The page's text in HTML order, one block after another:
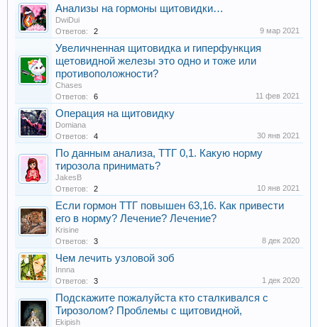
Анализы на гормоны щитовидки…
DwiDui
Ответов:
2 9 мар 2021
Увеличненная щитовидка и гиперфункция
щетовидной железы это одно и тоже или
противоположности?
Chases
Ответов:
6 11 фев 2021
Операция на щитовидку
Domiana
Ответов:
4 30 янв 2021
По данным анализа, ТТГ 0,1. Какую норму
тирозола принимать?
JakesB
Ответов:
2 10 янв 2021
Если гормон ТТГ повышен 63,16. Как привести
его в норму? Лечение? Лечение?
Krisine
Ответов:
3 8 дек 2020
Чем лечить узловой зоб
Innna
Ответов:
3 1 дек 2020
Подскажите пожалуйста кто сталкивался с
Тирозолом? Проблемы с щитовидной,
Ekipish